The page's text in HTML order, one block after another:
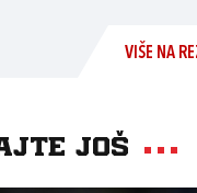
VIŠE NA
još